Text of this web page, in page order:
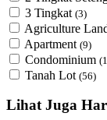
3 Tingkat (3)
Agriculture
Apartment (9)
Condominium
Tanah Lot (56)
Lihat Juga